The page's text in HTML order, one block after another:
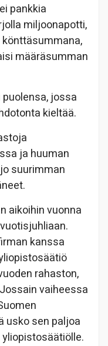
pankkia
miljoonapotti,
määräsumman
jossa
kieltää.
ja huuman
suurimman
aikoihin vuonna
kanssa
rahaston,
vaiheessa
usko sen paljoa